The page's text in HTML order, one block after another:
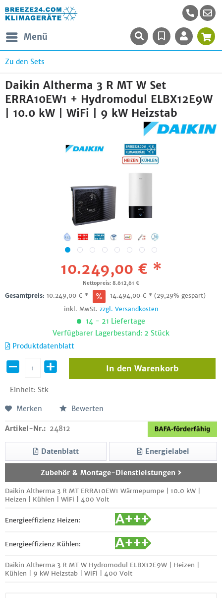
Menü
Zu den Sets
Daikin Altherma 3 R MT W Set
ERRA10EW1 + Hydromodul ELBX12E9W
| 10.0 kW | WiFi | 9 kW Heizstab
10.249,00 € *
Nettopreis: 8.612,61 €
Gesamtpreis: 10.249,00 € * 14.494,00€ * (29,29% gespart)
inkl. MwSt. zzgl. Versandkosten
14 - 21 Liefertage
Verfügbarer Lagerbestand: 2 Stück
Produktdatenblatt
Einheit: Stk
In den Warenkorb
Merken Bewerten
Artikel-Nr.: 24812
Datenblatt Energielabel
Zubehör & Montage-Dienstleistungen
Daikin Altherma 3 R MT ERRA10EW1 Wärmepumpe | 10.0 kW |
Heizen | Kühlen | WiFi | 400 Volt
Energieeffizienz Heizen:
Energieeffizienz Kühlen:
Daikin Altherma 3 R MT W Hydromodul ELBX12E9W | Heizen |
Kühlen | 9 kW Heizstab | WiFi | 400 Volt